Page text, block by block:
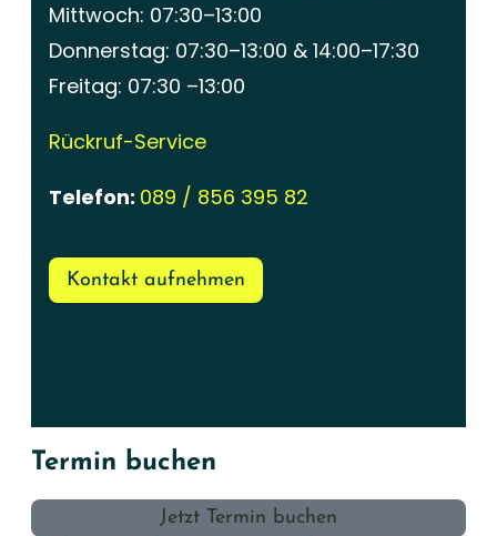
Mittwoch: 07:30–13:00
Donnerstag: 07:30–13:00 & 14:00–17:30
Freitag: 07:30 –13:00
Rückruf-Service
Telefon: 089 / 856 395 82
Kontakt aufnehmen
Termin buchen
Jetzt Termin buchen